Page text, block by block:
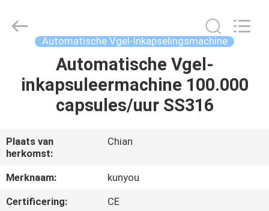
PRODUCTEN
VIDEO'S
OVER
ONS
Pharmatech
Automatische Vgel-Inkapselingsmachine
Automatische Vgel-
inkapsuleermachine 100.000
capsules/uur SS316
Plaats van
herkomst:
Chian
Merknaam:
kunyou
Certificering:
CE